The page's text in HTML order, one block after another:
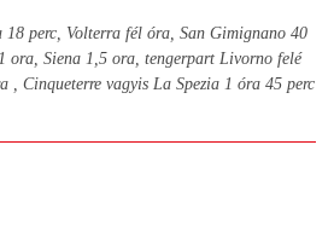
18 perc, Volterra fél óra, San Gimignano 40
ora, Siena 1,5 ora, tengerpart Livorno felé
, Cinqueterre vagyis La Spezia 1 óra 45 perc